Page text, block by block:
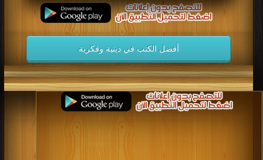
أفضل الكتب في دينية وفكرية